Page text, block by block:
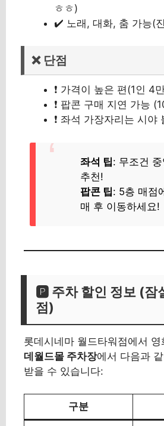
ㅎㅎ)
✔️ 노래, 대화, 춤 가능(
❌ 단점
❗ 가격이 높은 편(1인 4
❗ 팝콘 구매 지연 가능
❗ 좌석 가장자리는 시야
좌석 팁: 무조건
추천!
팝콘 팁: 5층 매점
매 후 이동하세요!
🅿️ 주차 할인 정보 (잠
점)
롯데시네마 월드타워점에서
데월드몰 주차장에서 다음과
받을 수 있습니다:
구분